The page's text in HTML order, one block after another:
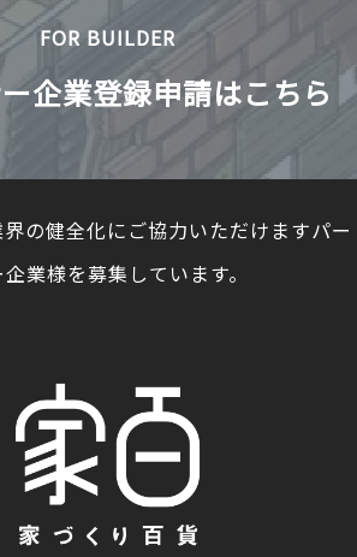
FOR BUILDER
企業登録申請はこちら
の健全化にご協力いただけますパ
業様を募集しています。